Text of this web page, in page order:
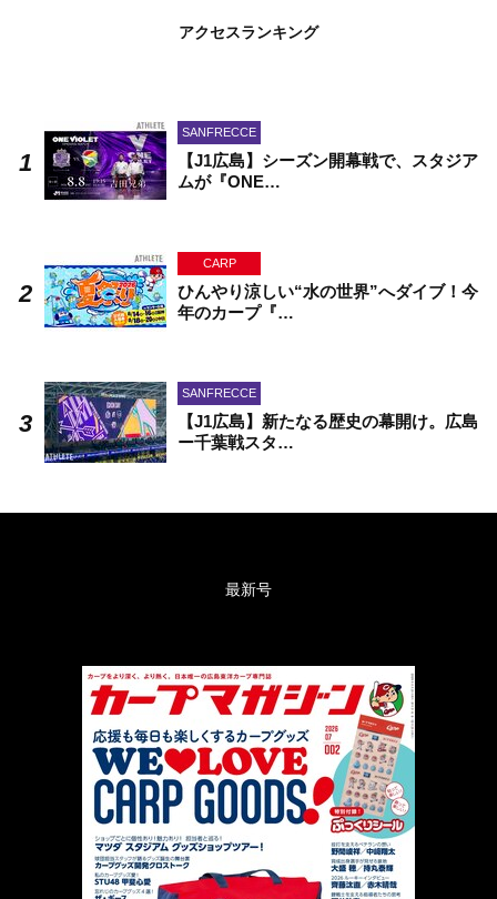
アクセスランキング
SANFRECCE
【J1広島】シーズン開幕戦で、スタジア
ムが『ONE…
CARP
ひんやり涼しい“水の世界”へダイブ！今
年のカープ『…
SANFRECCE
【J1広島】新たなる歴史の幕開け。広島
ー千葉戦スタ…
最新号